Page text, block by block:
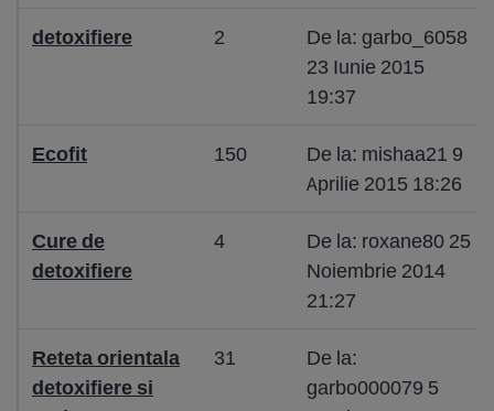
detoxifiere 2
De la: garbo_6058
23 Iunie 2015
19:37
Ecofit 150
De la: mishaa21 9
Aprilie 2015 18:26
Cure de
detoxifiere
4
De la: roxane80 25
Noiembrie 2014
21:27
Reteta orientala
detoxifiere si
31
De la:
garbo000079 5